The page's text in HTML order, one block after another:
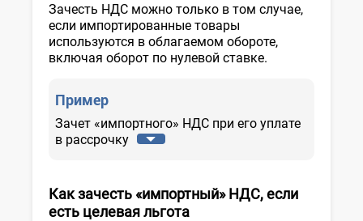
Зачесть НДС можно только в том случае,
если импортированные товары
используются в облагаемом обороте,
включая оборот по нулевой ставке.
Пример
Зачет «импортного» НДС при его уплате
в рассрочку
Как зачесть «импортный» НДС, если
есть целевая льгота